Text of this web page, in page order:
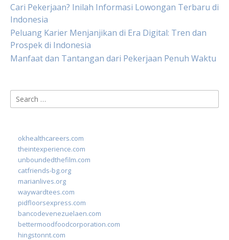
Cari Pekerjaan? Inilah Informasi Lowongan Terbaru di
Indonesia
Peluang Karier Menjanjikan di Era Digital: Tren dan
Prospek di Indonesia
Manfaat dan Tantangan dari Pekerjaan Penuh Waktu
Search
for:
okhealthcareers.com
theintexperience.com
unboundedthefilm.com
catfriends-bg.org
marianlives.org
waywardtees.com
pidfloorsexpress.com
bancodevenezuelaen.com
bettermoodfoodcorporation.com
hingstonnt.com